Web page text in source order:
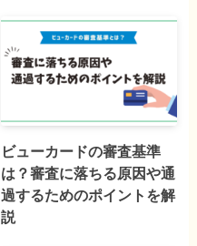
ビューカードの審査基準
は？審査に落ちる原因や通
過するためのポイントを解
説